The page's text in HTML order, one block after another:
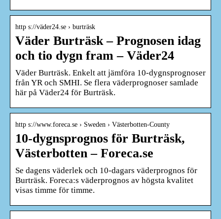
http s://väder24.se › burträsk
Väder Burträsk – Prognosen idag
och tio dygn fram – Väder24
Väder Burträsk. Enkelt att jämföra 10-dygnsprognoser
från YR och SMHI. Se flera väderprognoser samlade
här på Väder24 för Burträsk.
http s://www.foreca.se › Sweden › Västerbotten-County
10-dygnsprognos för Burträsk,
Västerbotten – Foreca.se
Se dagens väderlek och 10-dagars väderprognos för
Burträsk. Foreca:s väderprognos av högsta kvalitet
visas timme för timme.